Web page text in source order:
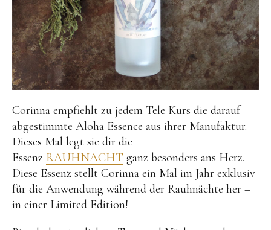
Corinna empfiehlt zu jedem Tele Kurs die darauf
abgestimmte Aloha Essence aus ihrer Manufaktur.
Dieses Mal legt sie dir die
Essenz RAUHNACHT ganz besonders ans Herz.
Diese Essenz stellt Corinna ein Mal im Jahr exklusiv
für die Anwendung während der Rauhnächte her –
in einer Limited Edition!